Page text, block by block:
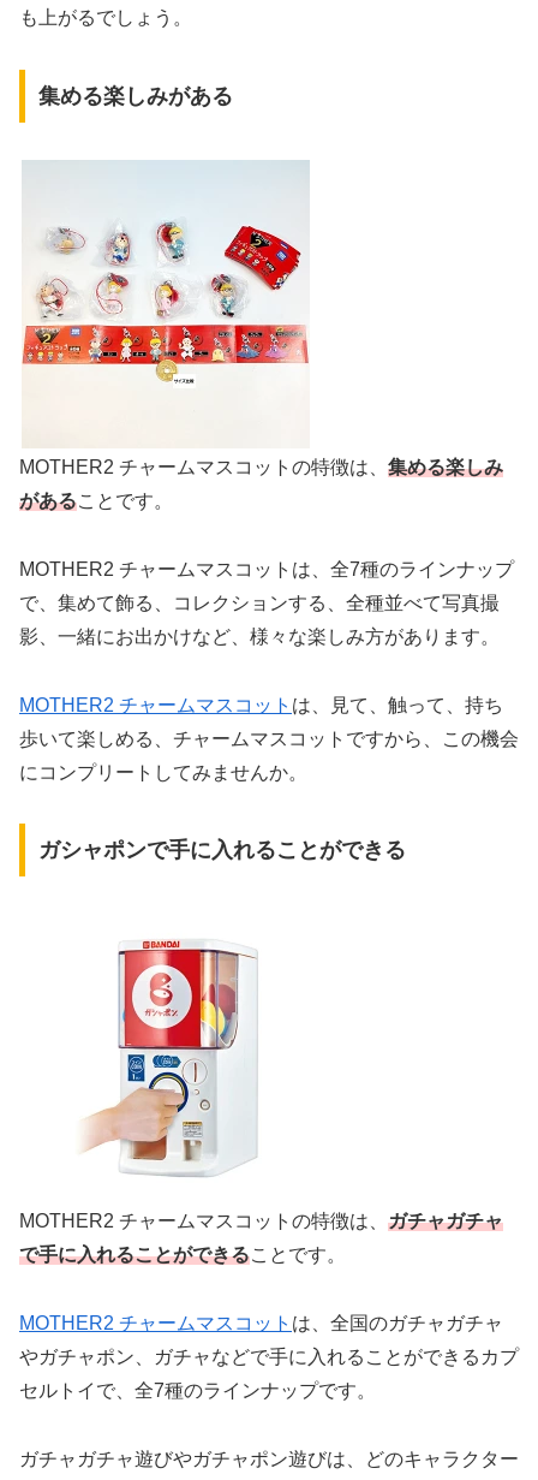
も上がるでしょう。
集める楽しみがある
MOTHER2 チャームマスコットの特徴は、 集める楽しみ
があることです。
MOTHER2 チャームマスコットは、全7種のラインナップ
で、集めて飾る、コレクションする、全種並べて写真撮
影、一緒にお出かけなど、様々な楽しみ方があります。
MOTHER2 チャームマスコット は、見て、触って、持ち
歩いて楽しめる、チャームマスコットですから、この機会
にコンプリートしてみませんか。
ガシャポンで手に入れることができる
MOTHER2 チャームマスコットの特徴は、 ガチャガチャ
で手に入れることができることです。
MOTHER2 チャームマスコット は、全国のガチャガチャ
やガチャポン、ガチャなどで手に入れることができるカプ
セルトイで、全7種のラインナップです。
ガチャガチャ遊びやガチャポン遊びは、どのキャラクター